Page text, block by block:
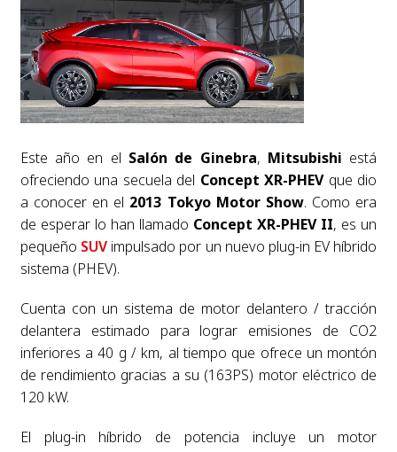
Este año en el Salón de Ginebra, Mitsubishi está
ofreciendo una secuela del Concept XR-PHEVque dio
a conocer en el 2013 Tokyo Motor Show. Como era
de esperar lo han llamado Concept XR-PHEV II, es un
pequeño SUVimpulsado por un nuevo plug-in EV híbrido
sistema (PHEV).
Cuenta con un sistema de motor delantero / tracción
delantera estimado para lograr emisiones de CO2
inferiores a 40 g / km, al tiempo que ofrece un montón
de rendimiento gracias a su (163PS) motor eléctrico de
120 kW.
El plug-in híbrido de potencia incluye un motor